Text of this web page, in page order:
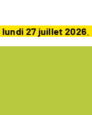
lundi 27 juillet 2026